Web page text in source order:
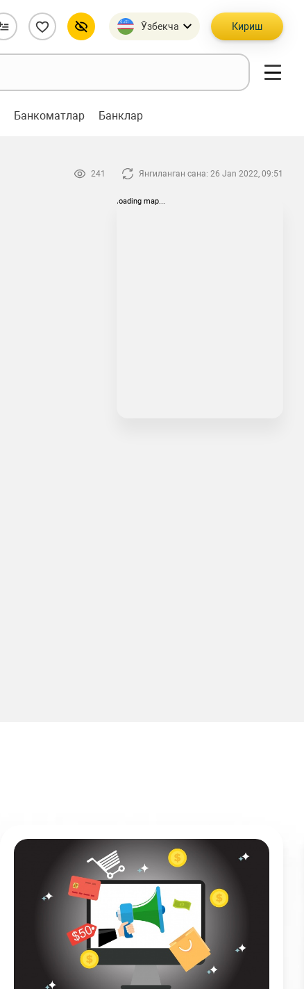
Ўзбекча Кириш
Банкоматлар Банклар
241 Янгиланган сана: 26 Jan 2022, 09:51
loading map...